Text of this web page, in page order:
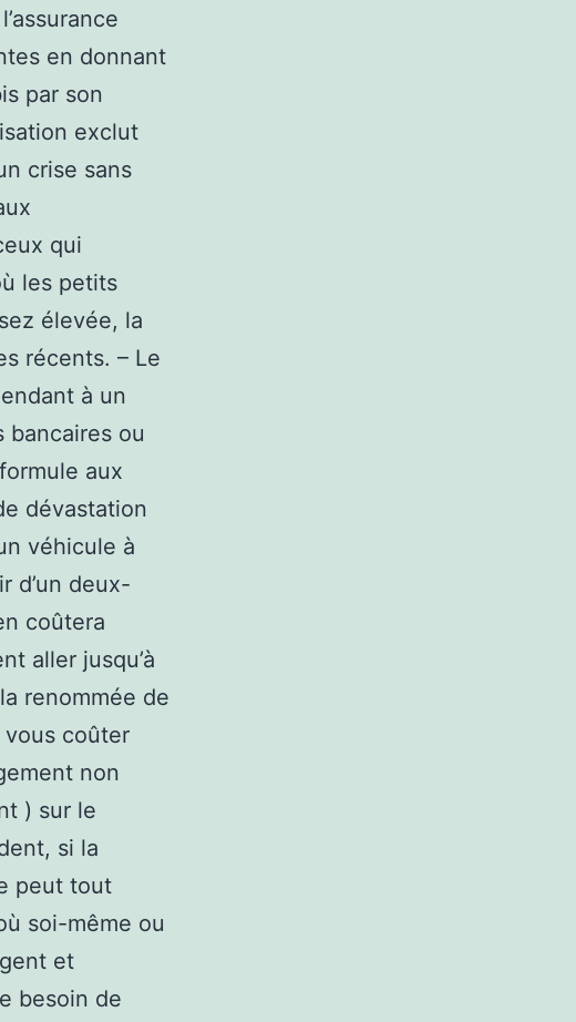
en donnant
par son
exclut
crise sans
qui
les petits
élevée, la
récents. – Le
à un
ou
aux
dévastation
véhicule à
d’un deux-
coûtera
aller jusqu’à
renommée de
vous coûter
non
) sur le
si la
peut tout
soi-même ou
et
besoin de